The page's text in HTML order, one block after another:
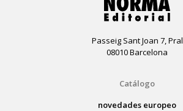
Passeig Sant Joan 7, Pral
08010 Barcelona
Catálogo
novedades europeo